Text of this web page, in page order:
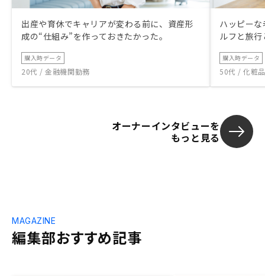
出産や育休でキャリアが変わる前に、資産形
成の“仕組み”を作っておきたかった。
購入時データ
20代 / 金融機関勤務
ハッピー
ルフと旅
購入時データ
50代 / 化粧
オーナーインタビューを
もっと見る
編集部おすすめ記事
MAGAZINE